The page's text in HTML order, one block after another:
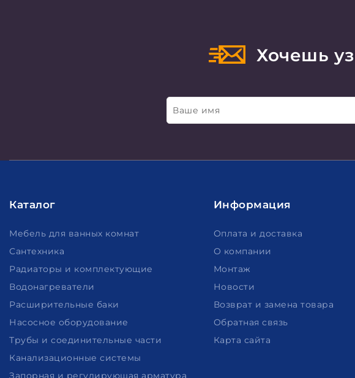
Хочешь
Ваше имя
Каталог
Мебель для ванных комнат
Сантехника
Радиаторы и комплектующие
Водонагреватели
Расширительные баки
Насосное оборудование
Трубы и соединительные части
Канализационные системы
Запорная и регулирующая арматура
Информация
Оплата и доставка
О компании
Монтаж
Новости
Возврат и замена товара
Обратная связь
Карта сайта